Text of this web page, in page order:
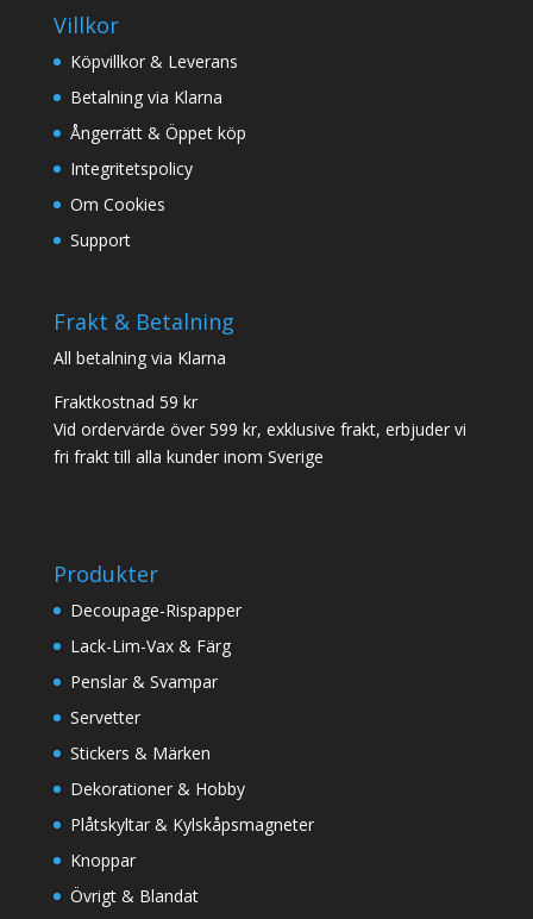
Villkor
Köpvillkor & Leverans
Betalning via Klarna
Ångerrätt & Öppet köp
Integritetspolicy
Om Cookies
Support
Frakt & Betalning
All betalning via Klarna
Fraktkostnad 59 kr
Vid ordervärde över 599 kr, exklusive frakt, erbjuder vi
fri frakt till alla kunder inom Sverige
Produkter
Decoupage-Rispapper
Lack-Lim-Vax & Färg
Penslar & Svampar
Servetter
Stickers & Märken
Dekorationer & Hobby
Plåtskyltar & Kylskåpsmagneter
Knoppar
Övrigt & Blandat